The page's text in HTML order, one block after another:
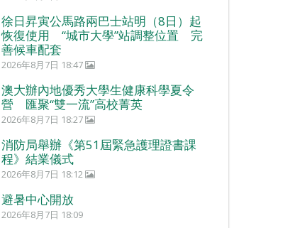
徐日昇寅公馬路兩巴士站明（8日）起
恢復使用 “城市大學”站調整位置 完
善候車配套
2026年8月7日 18:47
澳大辦內地優秀大學生健康科學夏令
營 匯聚“雙一流”高校菁英
2026年8月7日 18:27
消防局舉辦《第51屆緊急護理證書課
程》結業儀式
2026年8月7日 18:12
避暑中心開放
2026年8月7日 18:09